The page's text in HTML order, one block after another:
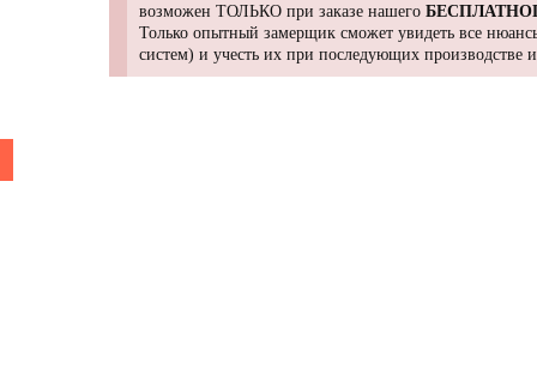
возможен ТОЛЬКО при заказе нашего
Только опытный замерщик сможет увидеть все
систем) и учесть их при последующих производстве